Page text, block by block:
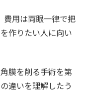
費用は両眼一律で把
作りたい人に向い
膜を削る手術を第
違いを理解したう